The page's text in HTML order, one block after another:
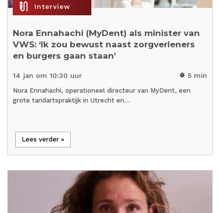
mic_external_on Interview
Nora Ennahachi (MyDent) als minister van
VWS: ‘Ik zou bewust naast zorgverleners
en burgers gaan staan’
14 jan om 10:30 uur timer 5 min
Nora Ennahachi, operationeel directeur van MyDent, een
grote tandartspraktijk in Utrecht en…
Lees verder »